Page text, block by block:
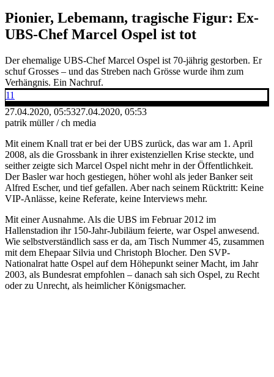
Pionier, Lebemann, tragische Figur: Ex-
UBS-Chef Marcel Ospel ist tot
Der ehemalige UBS-Chef Marcel Ospel ist 70-jährig gestorben. Er
schuf Grosses – und das Streben nach Grösse wurde ihm zum
Verhängnis. Ein Nachruf.
11
27.04.2020, 05:5327.04.2020, 05:53
patrik müller / ch media
Mit einem Knall trat er bei der UBS zurück, das war am 1. April
2008, als die Grossbank in ihrer existenziellen Krise steckte, und
seither zeigte sich Marcel Ospel nicht mehr in der Öffentlichkeit.
Der Basler war hoch gestiegen, höher wohl als jeder Banker seit
Alfred Escher, und tief gefallen. Aber nach seinem Rücktritt: Keine
VIP-Anlässe, keine Referate, keine Interviews mehr.
Mit einer Ausnahme. Als die UBS im Februar 2012 im
Hallenstadion ihr 150-Jahr-Jubiläum feierte, war Ospel anwesend.
Wie selbstverständlich sass er da, am Tisch Nummer 45, zusammen
mit dem Ehepaar Silvia und Christoph Blocher. Den SVP-
Nationalrat hatte Ospel auf dem Höhepunkt seiner Macht, im Jahr
2003, als Bundesrat empfohlen – danach sah sich Ospel, zu Recht
oder zu Unrecht, als heimlicher Königsmacher.